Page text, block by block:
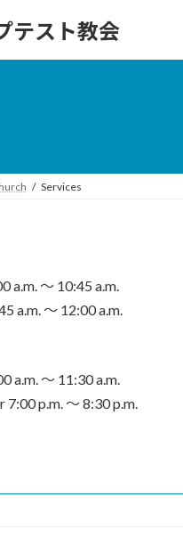
テスト教会
Services
a.m. 〜 10:45 a.m.
a.m. 〜 12:00 a.m.
a.m. 〜 11:30 a.m.
7:00 p.m. 〜 8:30 p.m.